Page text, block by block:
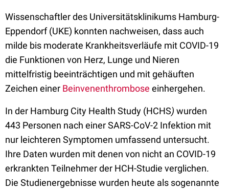
Wissenschaftler des Universitätsklinikums Hamburg-
Eppendorf (UKE) konnten nachweisen, dass auch
milde bis moderate Krankheitsverläufe mit COVID-19
die Funktionen von Herz, Lunge und Nieren
mittelfristig beeinträchtigen und mit gehäuften
Zeichen einer Beinvenenthrombose einhergehen.
In der Hamburg City Health Study (HCHS) wurden
443 Personen nach einer SARS-CoV-2 Infektion mit
nur leichteren Symptomen umfassend untersucht.
Ihre Daten wurden mit denen von nicht an COVID-19
erkrankten Teilnehmer der HCH-Studie verglichen.
Die Studienergebnisse wurden heute als sogenannte